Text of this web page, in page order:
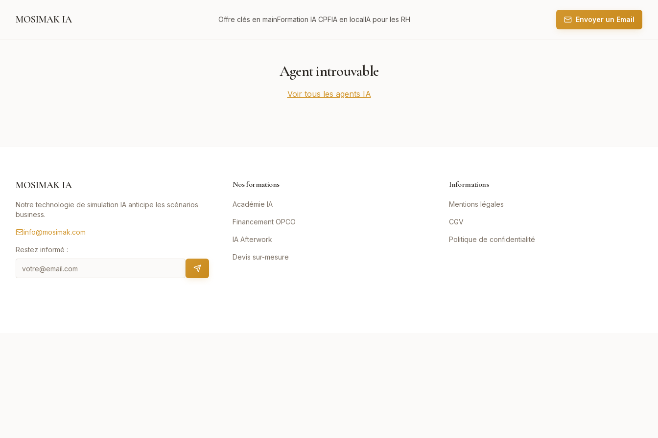
MOSIMAK IA Offre clés en mainFormation IA CPFIA en localIA pour les RH Envoyer un Email
Agent introuvable
Voir tous les agents IA
MOSIMAK IA
Notre technologie de simulation IA anticipe les scénarios
business.
info@mosimak.com
Restez informé :
Nos formations
Académie IA
Financement OPCO
IA Afterwork
Devis sur-mesure
Informations
Mentions légales
CGV
Politique de confidentialité